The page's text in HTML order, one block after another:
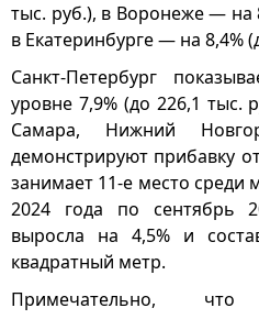
тыс. руб.), в Воронеже — на
в Екатеринбурге — на 8,4%
Санкт-Петербург
уровне 7,9% (до 226,1 тыс.
Самара, Нижний
демонстрируют прибавку
занимает 11-е место среди
2024 года по сентябрь
выросла на 4,5% и
квадратный метр.
Примечательно,